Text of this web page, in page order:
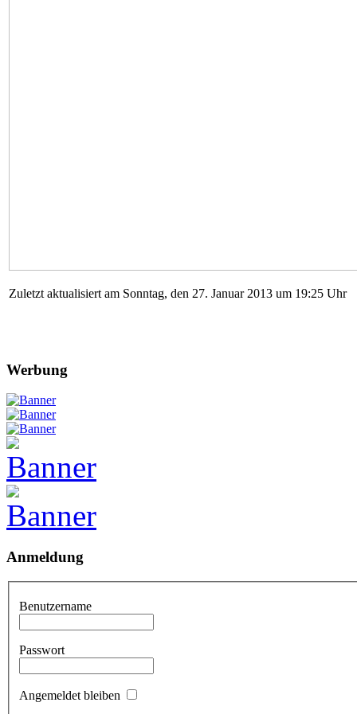
Zuletzt aktualisiert am Sonntag, den 27. Januar 2013 um 19:25 Uhr
Werbung
Anmeldung
Benutzername
Passwort
Angemeldet bleiben